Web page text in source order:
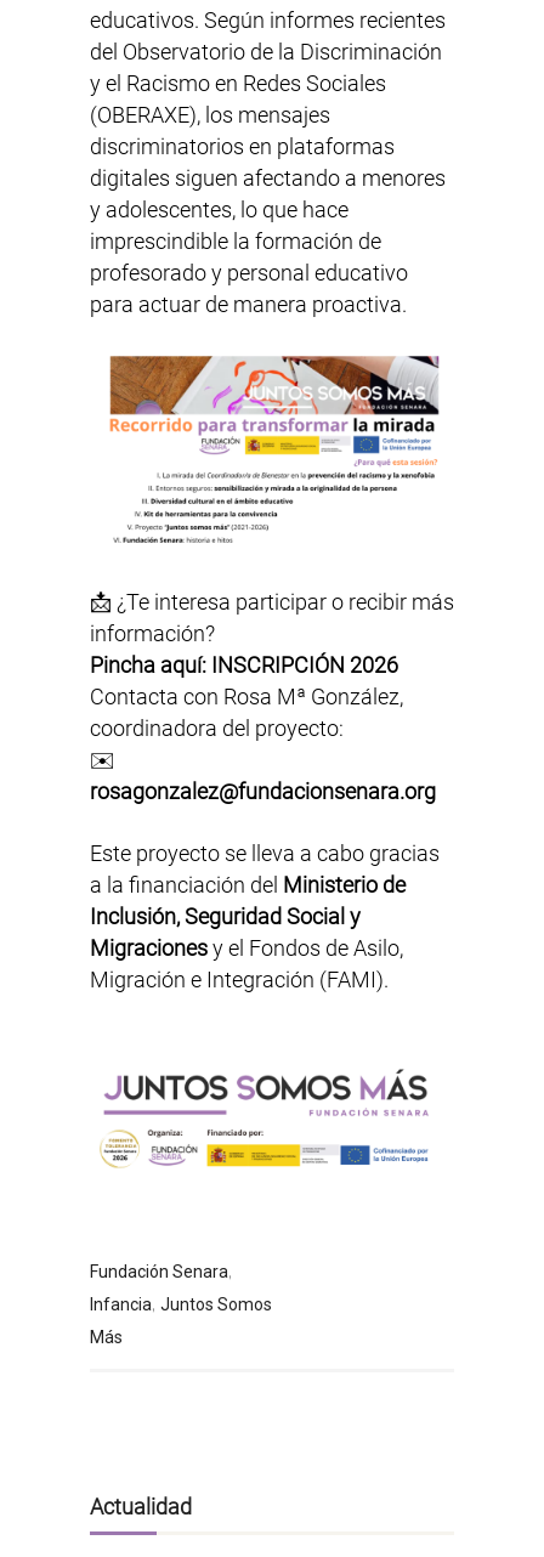
educativos. Según informes recientes
del Observatorio de la Discriminación
y el Racismo en Redes Sociales
(OBERAXE), los mensajes
discriminatorios en plataformas
digitales siguen afectando a menores
y adolescentes, lo que hace
imprescindible la formación de
profesorado y personal educativo
para actuar de manera proactiva.
📩 ¿Te interesa participar o recibir más
información?
Pincha aquí: INSCRIPCIÓN 2026
Contacta con Rosa Mª González,
coordinadora del proyecto:
✉️
rosagonzalez@fundacionsenara.org
Este proyecto se lleva a cabo gracias
a la financiación del Ministerio de
Inclusión, Seguridad Social y
Migracionesy el Fondos de Asilo,
Migración e Integración (FAMI).
Fundación Senara,
Infancia, Juntos Somos
Más
Actualidad